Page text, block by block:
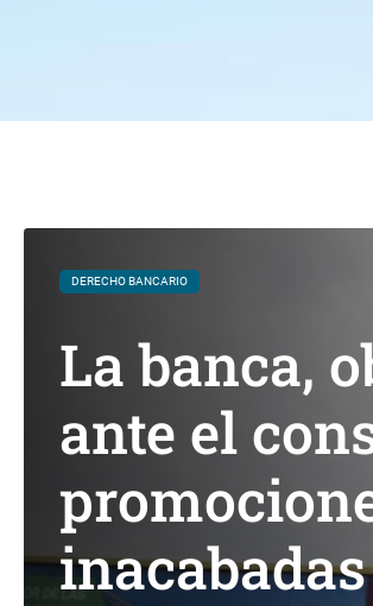
DERECHO BANCARIO
La banca,
ante el
inacabadas